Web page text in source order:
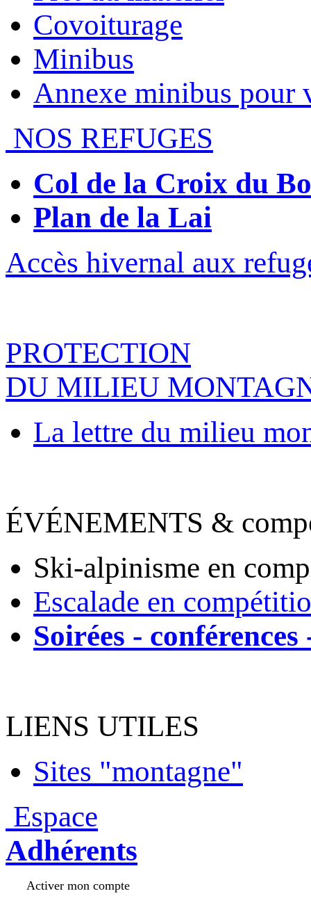
Covoiturage
Minibus
Annexe minibus pour
NOS REFUGES
Col de la Croix du
Plan de la Lai
Accès hivernal aux
PROTECTION
DU MILIEU
La lettre du milieu
ÉVÉNEMENTS &
Ski-alpinisme en
Escalade en
Soirées - conférences
LIENS UTILES
Sites "montagne"
Espace
Adhérents
Activer mon compte